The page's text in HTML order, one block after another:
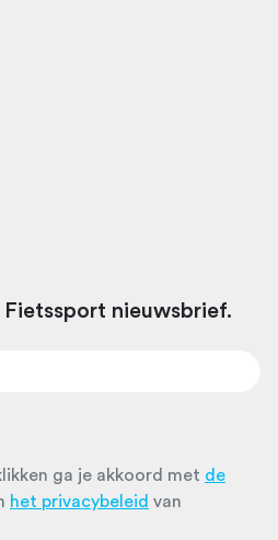
nieuwsbrief.
ga je akkoord met de
het privacybeleid van